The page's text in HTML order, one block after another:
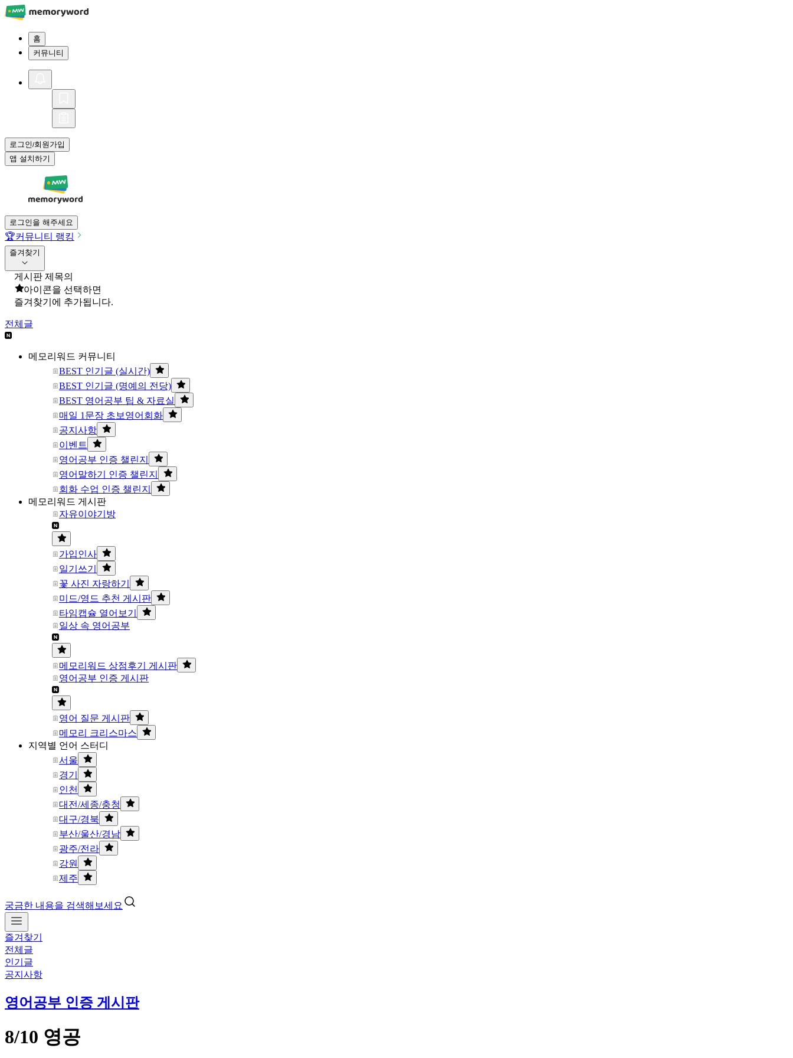
홈
커뮤니티
로그인/회원가입
앱 설치하기
로그인을 해주세요
🏆커뮤니티 랭킹
즐겨찾기
게시판 제목의
아이콘을 선택하면
즐겨찾기에 추가됩니다.
전체글
메모리워드 커뮤니티
BEST 인기글 (실시간)
BEST 인기글 (명예의 전당)
BEST 영어공부 팁 & 자료실
매일 1문장 초보영어회화
공지사항
이벤트
영어공부 인증 챌린지
영어말하기 인증 챌린지
회화 수업 인증 챌린지
메모리워드 게시판
자유이야기방
가입인사
일기쓰기
꽃 사진 자랑하기
미드/영드 추천 게시판
타임캡슐 열어보기
일상 속 영어공부
메모리워드 상점후기 게시판
영어공부 인증 게시판
영어 질문 게시판
메모리 크리스마스
지역별 언어 스터디
서울
경기
인천
대전/세종/충청
대구/경북
부산/울산/경남
광주/전라
강원
제주
궁금한 내용을 검색해보세요
즐겨찾기
전체글
인기글
공지사항
영어공부 인증 게시판
8/10 영공